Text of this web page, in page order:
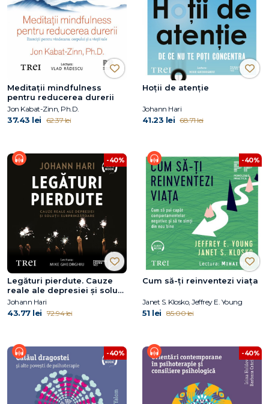
Meditații mindfulness
pentru reducerea durerii
Jon Kabat-Zinn, Ph.D.
37.43 lei 62.37 lei
Hoții de atenție
Johann Hari
41.23 lei 68.71 lei
-40%
Legături pierdute. Cauze
reale ale depresiei și soluții
surprinzătoare
Johann Hari
43.77 lei 72.94 lei
-40%
Cum să-ți reinventezi viața
Janet S. Klosko, Jeffrey E. Young
51 lei 85.00 lei
-40% -40%